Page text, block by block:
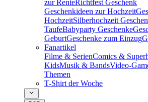
zur RenteRichtfest Geschenk
Geschenkideen zur Hochzeit
HochzeitSilberhochzeit
TaufeBabyparty Geschenke
GeburtGeschenke zum Einzug
Fanartikel
Filme & SerienComics &
KidsMusik & BandsVideo-
Themen
T-Shirt der Woche